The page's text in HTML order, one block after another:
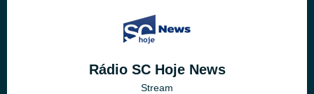
Rádio SC Hoje News
Stream